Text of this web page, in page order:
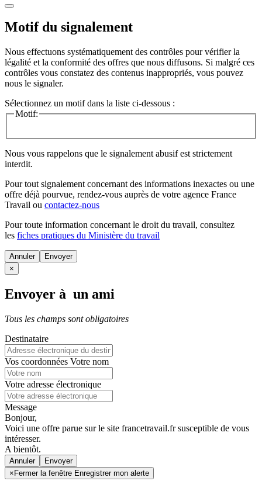
Motif du signalement
Nous effectuons systématiquement des contrôles pour vérifier la
légalité et la conformité des offres que nous diffusons. Si malgré ces
contrôles vous constatez des contenus inappropriés, vous pouvez
nous le signaler.
Sélectionnez un motif dans la liste ci-dessous :
Motif:
Nous vous rappelons que le signalement abusif est strictement
interdit.
Pour tout signalement concernant des informations inexactes ou une
offre déjà pourvue, rendez-vous auprès de votre agence France
Travail ou contactez-nous
Pour toute information concernant le droit du travail, consultez
les fiches pratiques du Ministère du travail
Annuler
×
Envoyer à un ami
Tous les champs sont obligatoires
Destinataire
Vos coordonnées Votre nom
Votre adresse électronique
Message
Bonjour,
Voici une offre parue sur le site francetravail.fr susceptible de vous
intéresser.
A bientôt.
Annuler
× Fermer la fenêtre Enregistrer mon alerte